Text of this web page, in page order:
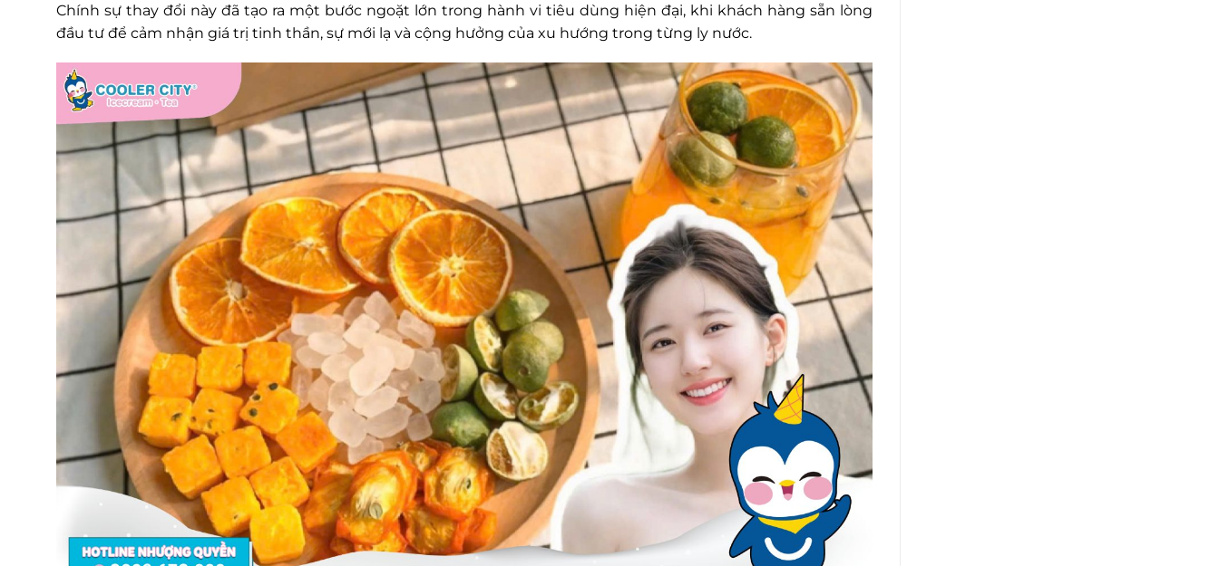
Chính sự thay đổi này đã tạo ra một bước ngoặt lớn trong hành vi tiêu dùng hiện đại, khi khách hàng sẵn lòng
đầu tư để cảm nhận giá trị tinh thần, sự mới lạ và cộng hưởng của xu hướng trong từng ly nước.